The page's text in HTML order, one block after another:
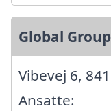
Global
Vibevej 6,
Ansatte: